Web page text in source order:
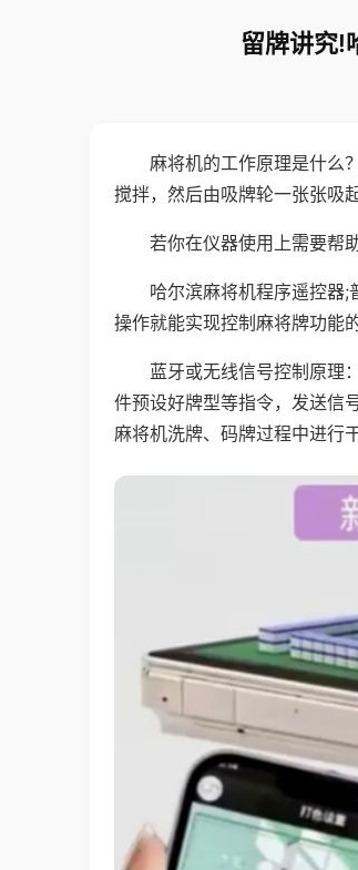
留牌讲究!
麻将机的工作原理是什么
搅拌，然后由吸牌轮一张张吸
若你在仪器使用上需要帮
哈尔滨麻将机程序遥控器
操作就能实现控制麻将牌功能
蓝牙或无线信号控制原理
件预设好牌型等指令，发送信
麻将机洗牌、码牌过程中进行